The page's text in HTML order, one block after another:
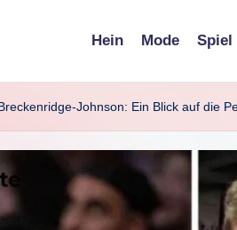
Hein Mode Spiel
Johnson: Ein Blick auf die